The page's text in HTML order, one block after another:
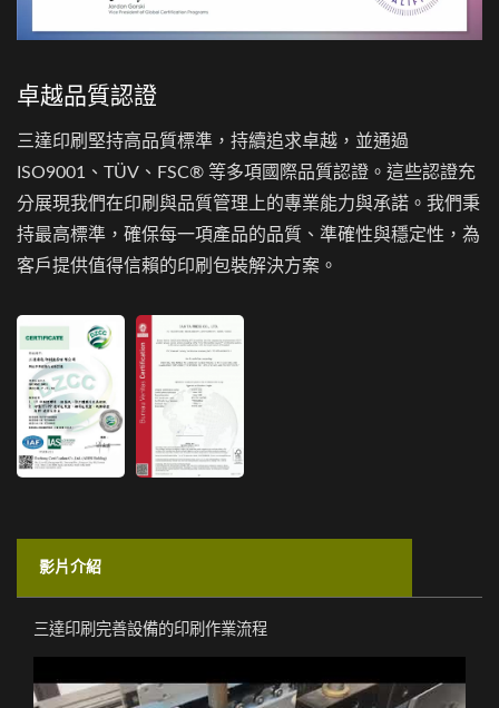
卓越品質認證
三達印刷堅持高品質標準，持續追求卓越，並通過
ISO9001、TÜV、FSC® 等多項國際品質認證。這些認證充
分展現我們在印刷與品質管理上的專業能力與承諾。我們秉
持最高標準，確保每一項產品的品質、準確性與穩定性，為
客戶提供值得信賴的印刷包裝解決方案。
影片介紹
三達印刷完善設備的印刷作業流程